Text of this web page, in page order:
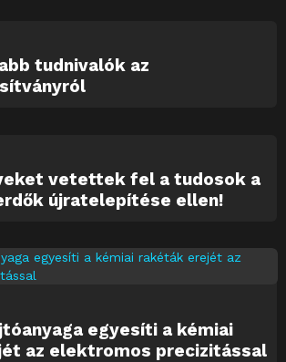
tudnivalók az
vetettek fel a tudosok a
újratelepítése ellen!
egyesíti a kémiai
az elektromos precizitással